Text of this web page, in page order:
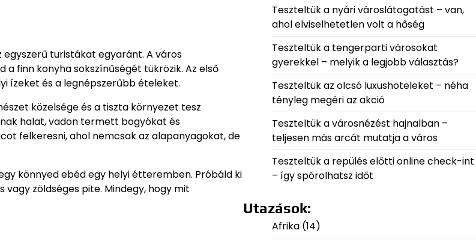
turistákat egyaránt. A város
finn konyha sokszínűségét tükrözik. Az első
ízeket és a legnépszerűbb ételeket.
közelsége és a tiszta környezet tesz
halat, vadon termett bogyókat és
felkeresni, ahol nemcsak az alapanyagokat, de
könnyed ebéd egy helyi étteremben. Próbáld ki
zöldséges pite. Mindegy, hogy mit
Teszteltük a nyári városlátogatást – van,
ahol elviselhetetlen volt a hőség
Teszteltük a tengerparti városokat
gyerekkel – melyik a legjobb választás?
Teszteltük az olcsó luxushoteleket – néha
tényleg megéri az akció
Teszteltük a városnézést hajnalban –
teljesen más arcát mutatja a város
Teszteltük a repülés előtti online check-int
– így spórolhatsz időt
Utazások:
Afrika(14)